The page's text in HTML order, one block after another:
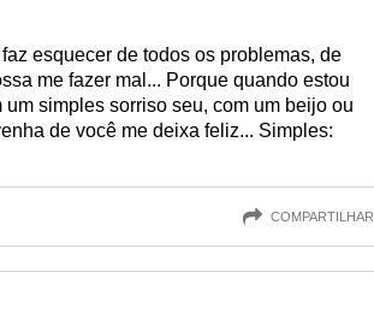
esquecer de todos os problemas, de
me fazer mal... Porque quando estou
simples sorriso seu, com um beijo ou
de você me deixa feliz... Simples:
COMPARTILHAR